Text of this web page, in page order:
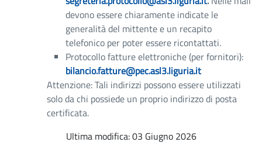
devono essere chiaramente indicate le
generalità del mittente e un recapito
telefonico per poter essere ricontattati.
Protocollo fatture elettroniche (per fornitori):
bilancio.fatture@pec.asl3.liguria.it
Attenzione: Tali indirizzi possono essere utilizzati
solo da chi possiede un proprio indirizzo di posta
certificata.
Ultima modifica: 03 Giugno 2026